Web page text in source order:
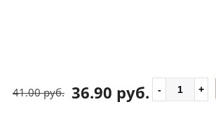
36.90 руб.
41.00 руб.